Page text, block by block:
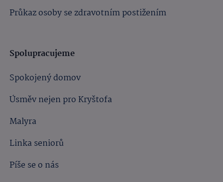
Průkaz osoby se zdravotním postižením
Spolupracujeme
Spokojený domov
Úsměv nejen pro Kryštofa
Malyra
Linka seniorů
Píše se o nás